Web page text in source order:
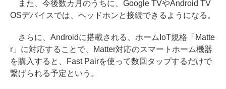
また、今後数カ月のうちに、Google TVやAndroid TV
OSデバイスでは、ヘッドホンと接続できるようになる。
さらに、Androidに搭載される、ホームIoT規格「Matte
r」に対応することで、Matter対応のスマートホーム機器
を購入すると、Fast Pairを使って数回タップするだけで
繋げられる予定という。